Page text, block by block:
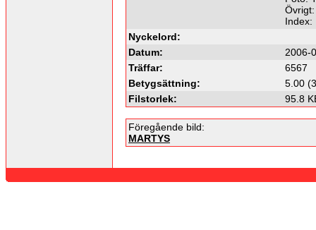
Övrigt:
Index:
Nyckelord:
Datum:
2006-
Träffar:
6567
Betygsättning:
5.00
Filstorlek:
95.8
Föregående bild:
MARTYS